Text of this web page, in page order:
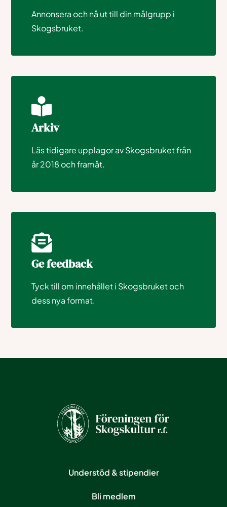
Annonsera och nå ut till din målgrupp i
Skogsbruket.
Arkiv
Läs tidigare upplagor av Skogsbruket från
år 2018 och framåt.
Ge feedback
Tyck till om innehållet i Skogsbruket och
dess nya format.
Understöd & stipendier
Bli medlem